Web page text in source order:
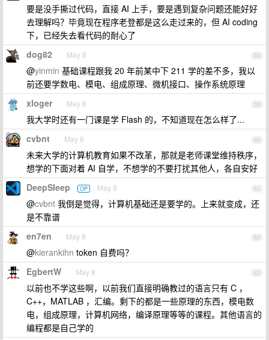
要是没手撕过代码，直接 AI 上手，要是遇到复杂问题还能好好
去理解吗？毕竟现在程序老登都是这么走过来的，但 AI coding
下，已经失去看代码的耐心了
58
dog82 May 8
@yinmin 基础课程跟我 20 年前某中下 211 学的差不多，我以
前还要学数电、模电、组成原理、微机接口、操作系统原理
59
xloger May 8
我大学时还有一门课是学 Flash 的，不知道现在怎么样了...
60
cvbnt May 8
未来大学的计算机教育如果不改革，那就是老师课堂维持秩序，
想学的下面对着 AI 自学，不想学的不要打扰其他人，各自安好
61
DeepSIeep OP May 8
@cvbnt 我倒是觉得，计算机基础还是要学的。上来就变成，还
是不靠谱
62
en7en May 8
@kierankihn token 自费吗？
63
EgbertW May 8
以前也不学这些啊，以前我们直接明确教过的语言只有 C ，
C++，MATLAB ，汇编。剩下的都是一些原理的东西，模电数
电，组成原理，计算机网络，编译原理等等的课程。其他语言的
编程都是自己学的